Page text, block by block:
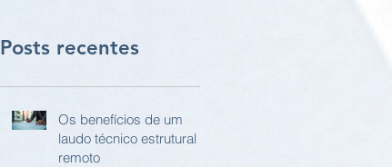
Posts recentes
Os benefícios de um
laudo técnico estrutural
remoto